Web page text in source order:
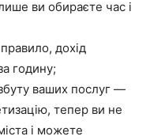
ви обираєте час і
дохід
годину;
ваших послуг —
тепер ви не
і можете